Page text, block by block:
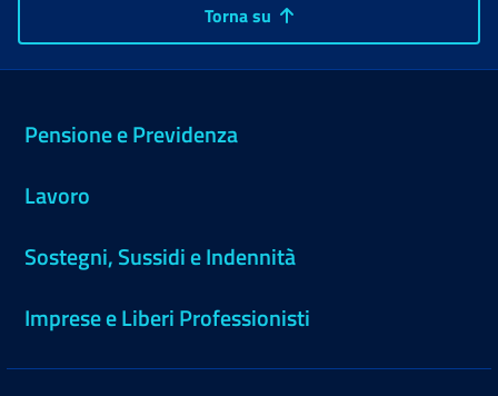
Torna su
Pensione e Previdenza
Lavoro
Sostegni, Sussidi e Indennità
Imprese e Liberi Professionisti